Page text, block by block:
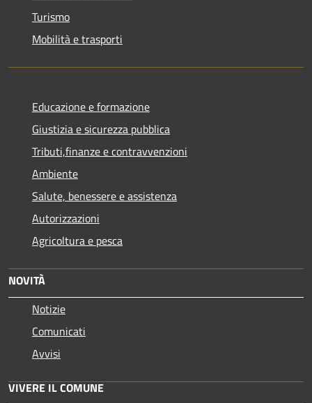
Turismo
Mobilità e trasporti
Educazione e formazione
Giustizia e sicurezza pubblica
Tributi,finanze e contravvenzioni
Ambiente
Salute, benessere e assistenza
Autorizzazioni
Agricoltura e pesca
NOVITÀ
Notizie
Comunicati
Avvisi
VIVERE IL COMUNE